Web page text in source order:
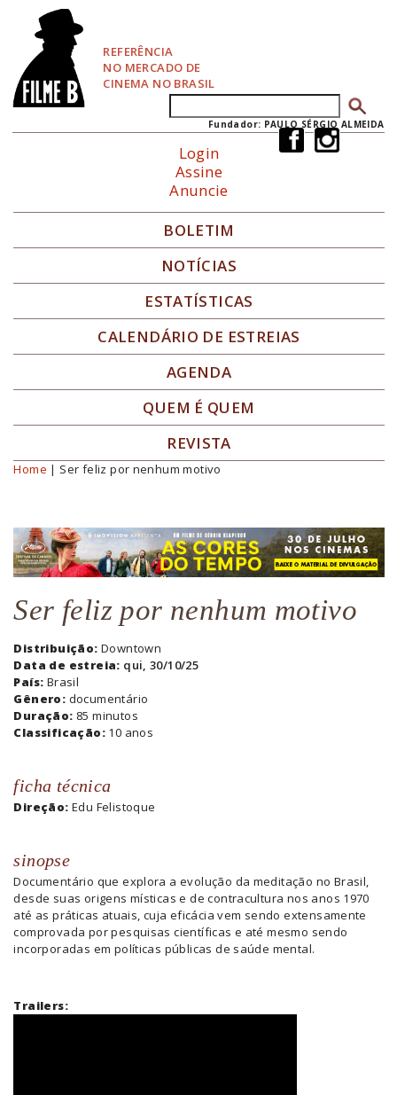
REFERÊNCIA
NO MERCADO DE
CINEMA NO BRASIL
Formulário de busca
Fundador: PAULO SÉRGIO ALMEIDA
Login
Assine
Anuncie
BOLETIM
NOTÍCIAS
ESTATÍSTICAS
CALENDÁRIO DE ESTREIAS
AGENDA
QUEM É QUEM
REVISTA
Você está aqui
Home | Ser feliz por nenhum motivo
Ser feliz por nenhum motivo
Distribuição: Downtown
Data de estreia: qui, 30/10/25
País: Brasil
Gênero: documentário
Duração: 85 minutos
Classificação: 10 anos
ficha técnica
Direção: Edu Felistoque
sinopse
Documentário que explora a evolução da meditação no Brasil,
desde suas origens místicas e de contracultura nos anos 1970
até as práticas atuais, cuja eficácia vem sendo extensamente
comprovada por pesquisas científicas e até mesmo sendo
incorporadas em políticas públicas de saúde mental.
Trailers: